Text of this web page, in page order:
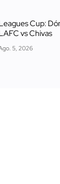
Cup:
vs Chivas
5, 2026